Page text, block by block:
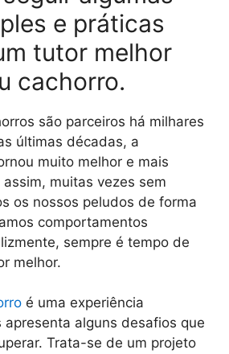
e práticas
tutor melhor
cachorro.
são parceiros há milhares
últimas décadas, a
muito melhor e mais
muitas vezes sem
os nossos peludos de forma
comportamentos
sempre é tempo de
melhor.
é uma experiência
alguns desafios que
Trata-se de um projeto